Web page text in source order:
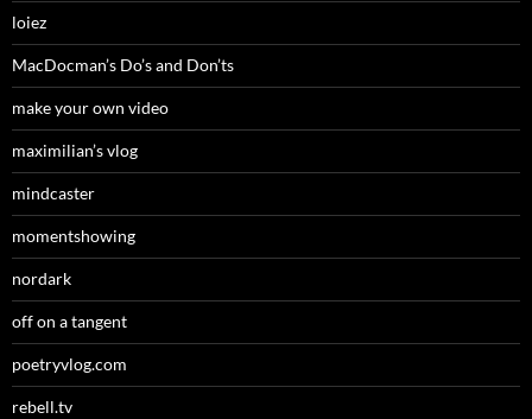
loiez
MacDocman’s Do’s and Don’ts
make your own video
maximilian’s vlog
mindcaster
momentshowing
nordark
off on a tangent
poetryvlog.com
rebell.tv